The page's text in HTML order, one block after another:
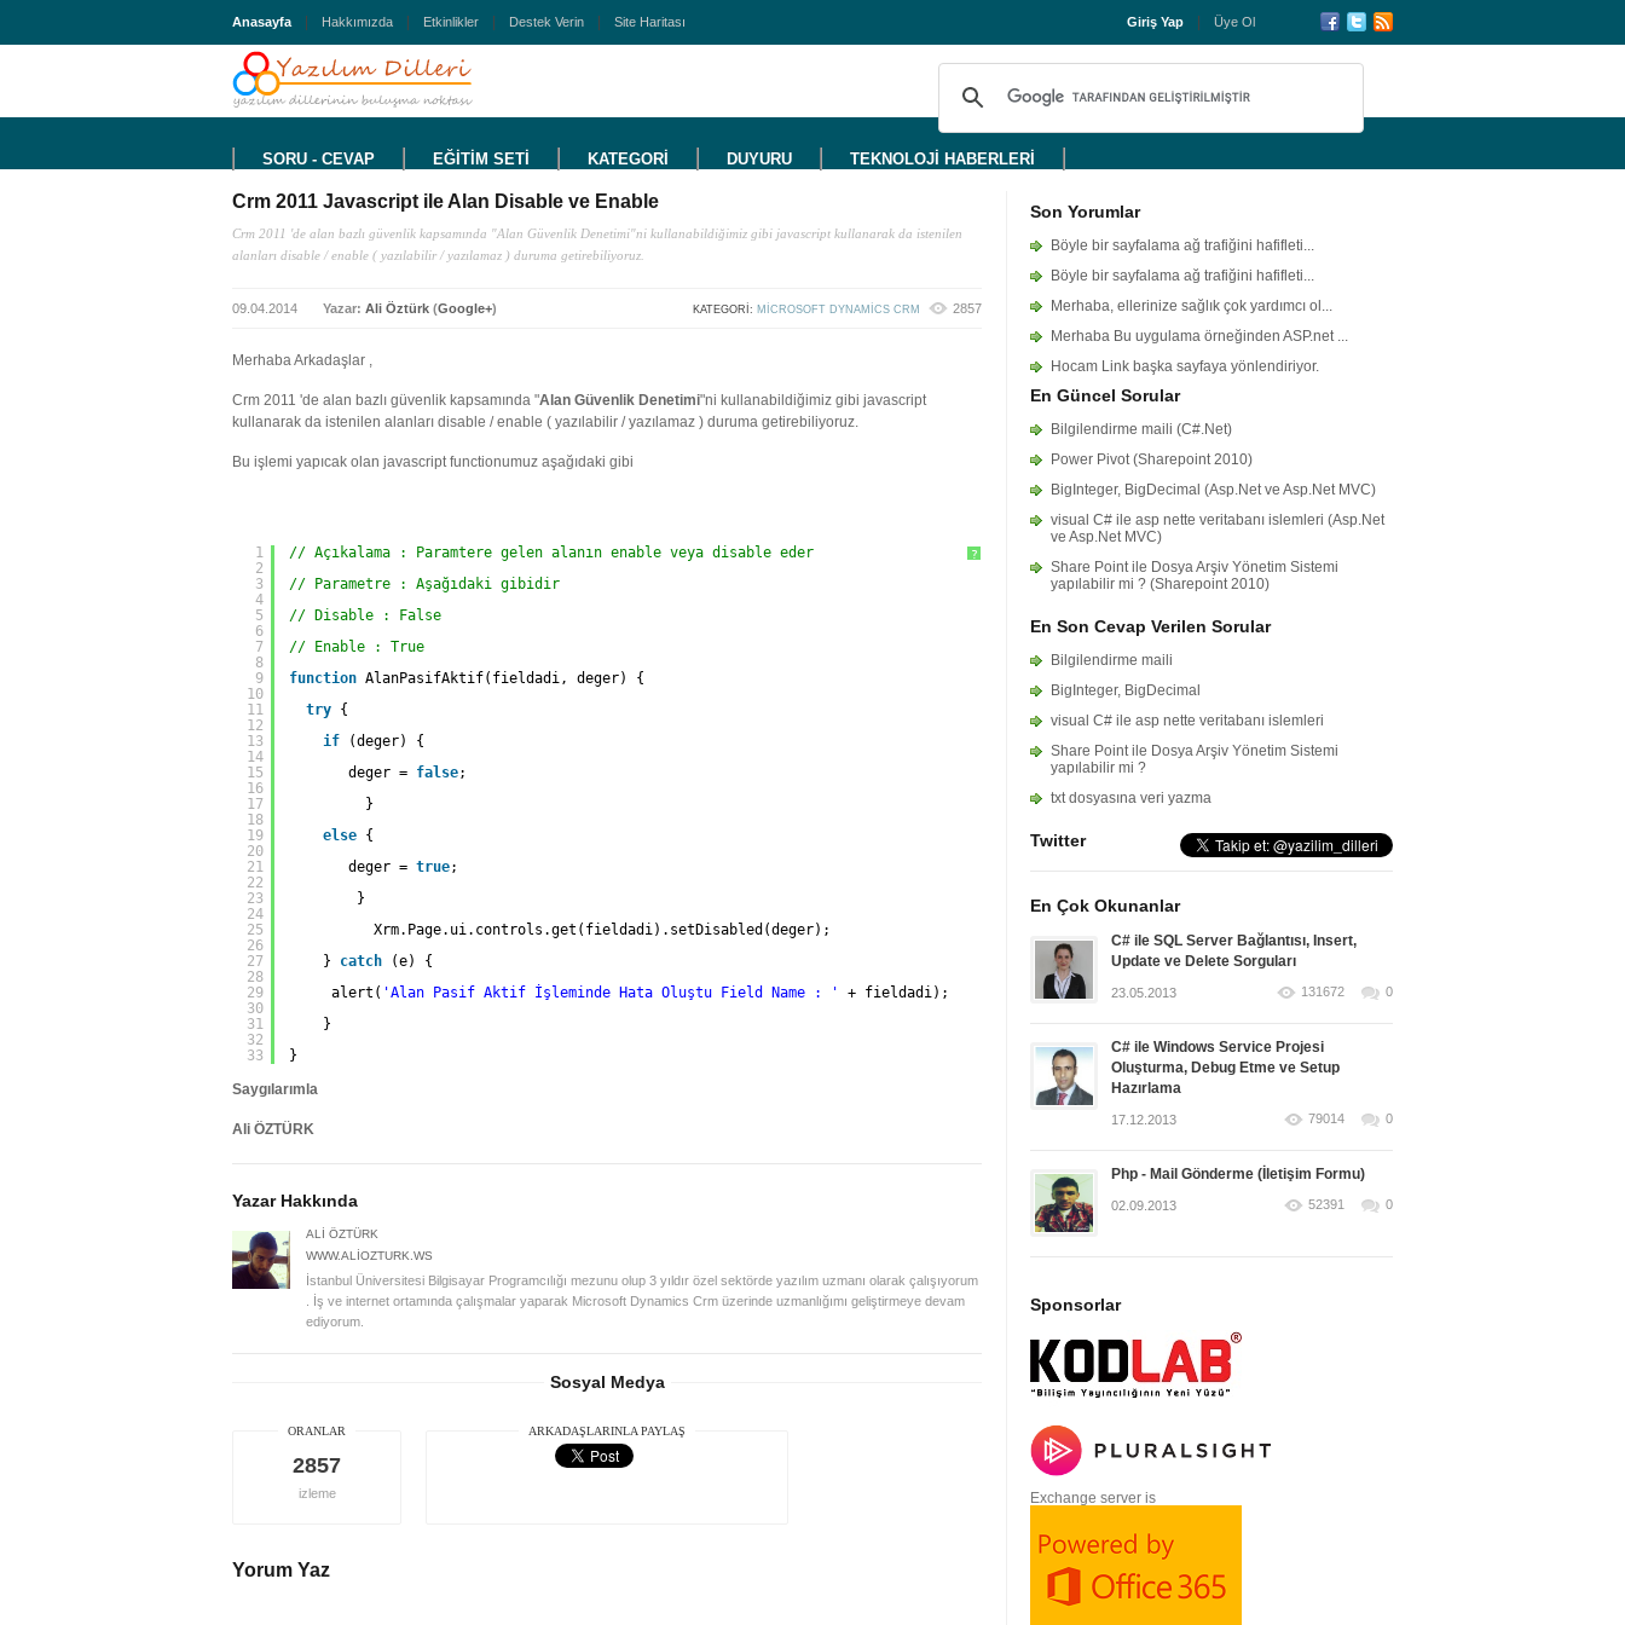
Anasayfa Hakkımızda Etkinlikler Destek Verin Site Haritası Giriş Yap Üye Ol
SORU - CEVAP EĞİTİM SETİ KATEGORİ DUYURU TEKNOLOJİ HABERLERİ
Crm 2011 Javascript ile Alan Disable ve Enable
Crm 2011 'de alan bazlı güvenlik kapsamında "Alan Güvenlik Denetimi"ni kullanabildiğimiz gibi javascript kullanarak da istenilen
alanları disable / enable ( yazılabilir / yazılamaz ) duruma getirebiliyoruz.
09.04.2014 Yazar: Ali Öztürk (Google+) KATEGORI: MICROSOFT DYNAMICS CRM 2857
Merhaba Arkadaşlar ,
Crm 2011 'de alan bazlı güvenlik kapsamında "Alan Güvenlik Denetimi"ni kullanabildiğimiz gibi javascript
kullanarak da istenilen alanları disable / enable ( yazılabilir / yazılamaz ) duruma getirebiliyoruz.
Bu işlemi yapıcak olan javascript functionumuz aşağıdaki gibi
?
1
2
3
4
5
6
7
8
9
10
11
12
13
14
15
16
17
18
19
20
21
22
23
24
25
26
27
28
29
30
31
32
33
// Açıkalama : Paramtere gelen alanın enable veya disable eder
// Parametre : Aşağıdaki gibidir
// Disable : False
// Enable : True
function AlanPasifAktif(fieldadi, deger) {
try {
if
(deger) {
deger = false;
}
else {
deger = true;
}
Xrm.Page.ui.controls.get(fieldadi).setDisabled(deger);
} catch
(e) {
alert( 'Alan Pasif Aktif İşleminde Hata Oluştu Field Name : '
+ fieldadi);
}
}
Saygılarımla
Ali ÖZTÜRK
Yazar Hakkında
ALI ÖZTÜRK
WWW.ALIOZTURK.WS
İstanbul Üniversitesi Bilgisayar Programcılığı mezunu olup 3 yıldır özel sektörde yazılım uzmanı olarak çalışıyorum
. İş ve internet ortamında çalışmalar yaparak Microsoft Dynamics Crm üzerinde uzmanlığımı geliştirmeye devam
ediyorum.
Sosyal Medya
ORANLAR
2857
izleme
ARKADAŞLARINLA PAYLAŞ
Yorum Yaz
Son Yorumlar
Böyle bir sayfalama ağ trafiğini hafifleti...
Böyle bir sayfalama ağ trafiğini hafifleti...
Merhaba, ellerinize sağlık çok yardımcı ol...
Merhaba Bu uygulama örneğinden ASP.net ...
Hocam Link başka sayfaya yönlendiriyor.
En Güncel Sorular
Bilgilendirme maili (C#.Net)
Power Pivot (Sharepoint 2010)
BigInteger, BigDecimal (Asp.Net ve Asp.Net MVC)
visual C# ile asp nette veritabanı islemleri (Asp.Net
ve Asp.Net MVC)
Share Point ile Dosya Arşiv Yönetim Sistemi
yapılabilir mi ? (Sharepoint 2010)
En Son Cevap Verilen Sorular
Bilgilendirme maili
BigInteger, BigDecimal
visual C# ile asp nette veritabanı islemleri
Share Point ile Dosya Arşiv Yönetim Sistemi
yapılabilir mi ?
txt dosyasına veri yazma
Twitter
En Çok Okunanlar
C# ile SQL Server Bağlantısı, Insert,
Update ve Delete Sorguları
23.05.2013 131672 0
C# ile Windows Service Projesi
Oluşturma, Debug Etme ve Setup
Hazırlama
17.12.2013 79014 0
Php - Mail Gönderme (İletişim Formu)
02.09.2013 52391 0
Sponsorlar
Exchange server is